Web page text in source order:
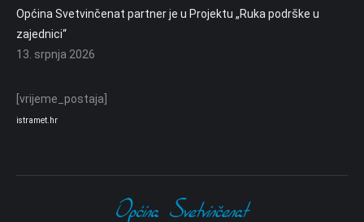
Općina Svetvinčenat partner je u Projektu „Ruka podrške u
zajednici“
13. srpnja 2026
[vrijeme_postaja]
istramet.hr